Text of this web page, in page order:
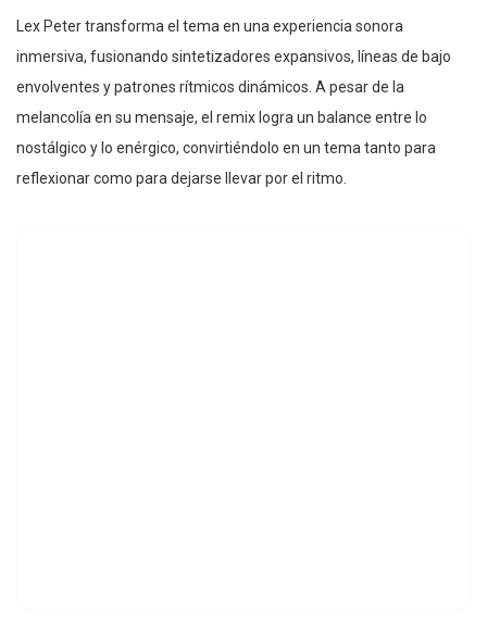
Lex Peter transforma el tema en una experiencia sonora
inmersiva, fusionando sintetizadores expansivos, líneas de bajo
envolventes y patrones rítmicos dinámicos. A pesar de la
melancolía en su mensaje, el remix logra un balance entre lo
nostálgico y lo enérgico, convirtiéndolo en un tema tanto para
reflexionar como para dejarse llevar por el ritmo.